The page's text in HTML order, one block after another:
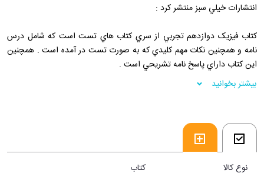
انتشارات خيلي سبز منتشر کرد :
کتاب فيزيک دوازدهم تجربي از سري کتاب هاي تست است که شامل درس
نامه و همچنين نکات مهم کليدي که به صورت تست در آمده است . همچنين
اين کتاب داراي پاسخ نامه تشريحي است .
فروشگاه اينترنتي 30بوک
بیشتر بخوانید
نوع کالا کتاب